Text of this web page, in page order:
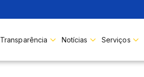
Transparência Notícias Serviços